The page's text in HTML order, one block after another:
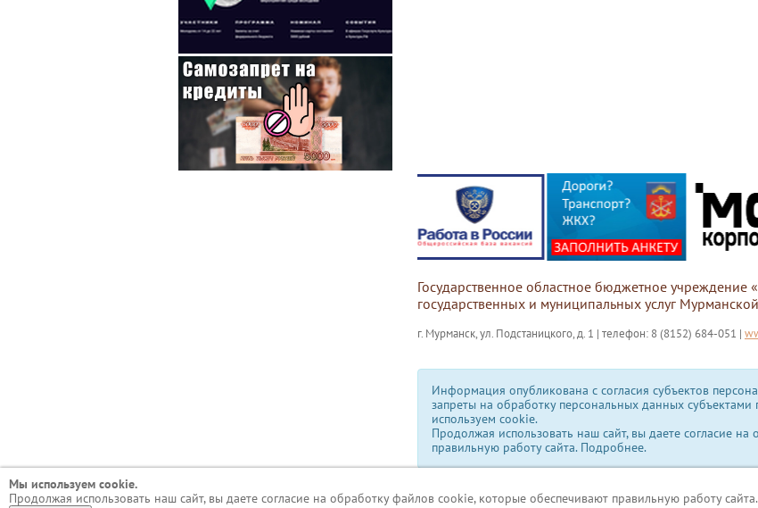
Государственное областное бюджетное
государственных и муниципальных услуг
г. Мурманск, ул. Подстаницкого, д. 1 | телефон: 8 (8152) 684-051 |
Информация опубликована с согласия субъектов
запреты на обработку персональных данных
используем сookie.
Продолжая использовать наш сайт, вы даете согласие
правильную работу сайта. Подробнее.
Мы используем сookie.
Продолжая использовать наш сайт, вы даете согласие на обработку файлов cookie, которые обеспечивают правильную работу сайта.